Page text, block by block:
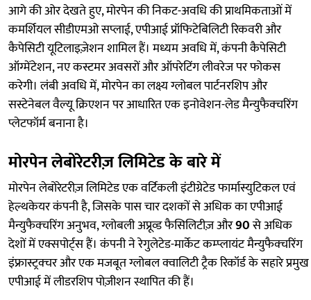
आगे की ओर देखते हुए, मोरपेन की निकट-अवधि की प्राथमिकताओं में
कमर्शियल सीडीएमओ सप्लाई, एपीआई प्रॉफिटेबिलिटी रिकवरी और
कैपेसिटी यूटिलाइज़ेशन शामिल हैं। मध्यम अवधि में, कंपनी कैपेसिटी
ऑग्मेंटेशन, नए कस्टमर अवसरों और ऑपरेटिंग लीवरेज पर फोकस
करेगी। लंबी अवधि में, मोरपेन का लक्ष्य ग्लोबल पार्टनरशिप और
सस्टेनेबल वैल्यू क्रिएशन पर आधारित एक इनोवेशन-लेड मैन्युफैक्चरिंग
प्लेटफॉर्म बनाना है।
मोरपेन लेबोरेटरीज़ लिमिटेड के बारे में
मोरपेन लेबोरेटरीज़ लिमिटेड एक वर्टिकली इंटीग्रेटेड फार्मास्युटिकल एवं
हेल्थकेयर कंपनी है, जिसके पास चार दशकों से अधिक का एपीआई
मैन्युफैक्चरिंग अनुभव, ग्लोबली अप्रूव्ड फैसिलिटीज़ और90से अधिक
देशों में एक्सपोर्ट्स हैं। कंपनी ने रेगुलेटेड-मार्केट कम्प्लायंट मैन्युफैक्चरिंग
इंफ्रास्ट्रक्चर और एक मजबूत ग्लोबल क्वालिटी ट्रैक रिकॉर्ड के सहारे प्रमुख
एपीआई में लीडरशिप पोज़ीशन स्थापित की हैं।